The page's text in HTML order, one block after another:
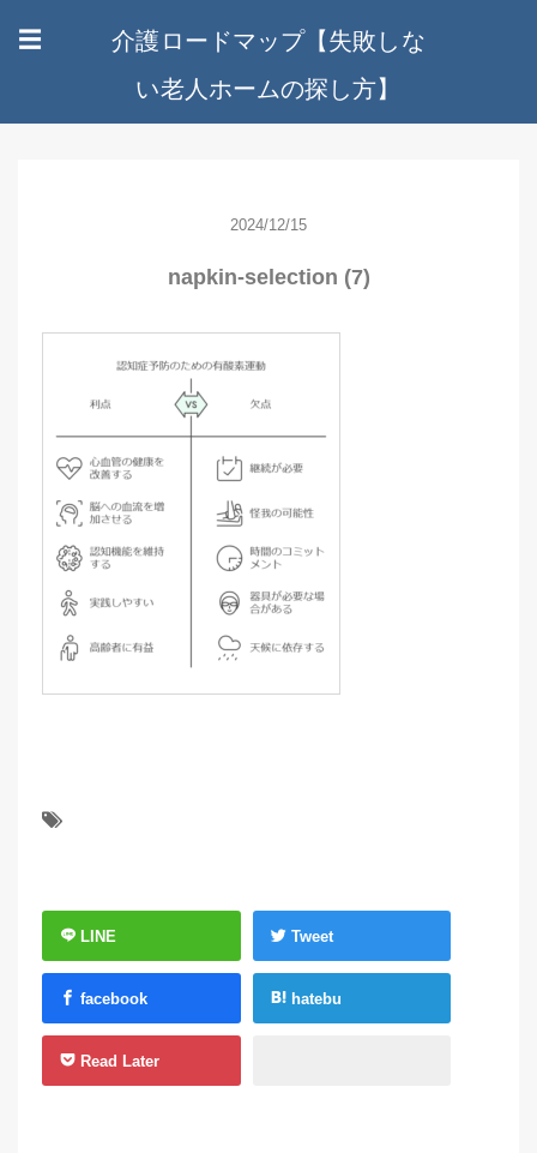
☰
介護ロードマップ【失敗しな
い老人ホームの探し方】
2024/12/15
napkin-selection (7)
LINE Tweet
facebook hatebu
Read Later